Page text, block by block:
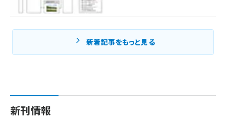
新着記事をもっと見る
新刊情報